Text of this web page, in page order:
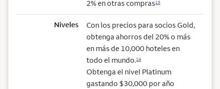
2% en otras compras13
Niveles
Con los precios para socios Gold,
obtenga ahorros del 20% o más
en más de 10,000 hoteles en
todo el mundo.14
Obtenga el nivel Platinum
gastando $30,000 por año